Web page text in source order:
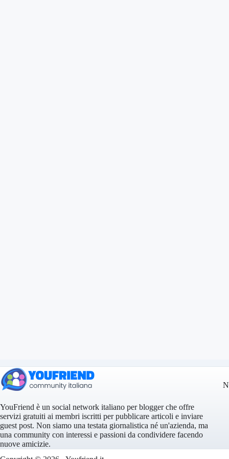
YouFriend è un social network italiano per blogger che offre
servizi gratuiti ai membri iscritti per pubblicare articoli e inviare
guest post. Non siamo una testata giornalistica né un'azienda, ma
una community con interessi e passioni da condividere facendo
nuove amicizie.